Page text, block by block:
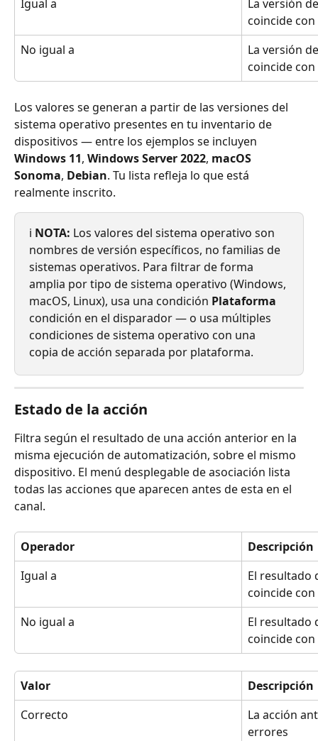
Igual a
La versión
coincide
No igual a
La versión
coincide
Los valores se generan a partir de las versiones del
sistema operativo presentes en tu inventario de
dispositivos — entre los ejemplos se incluyen
Windows 11, Windows Server 2022, macOS
Sonoma, Debian. Tu lista refleja lo que está
realmente inscrito.
ℹ️ NOTA: Los valores del sistema operativo son
nombres de versión específicos, no familias de
sistemas operativos. Para filtrar de forma
amplia por tipo de sistema operativo (Windows,
macOS, Linux), usa una condición Plataforma
condición en el disparador — o usa múltiples
condiciones de sistema operativo con una
copia de acción separada por plataforma.
Estado de la acción
Filtra según el resultado de una acción anterior en la
misma ejecución de automatización, sobre el mismo
dispositivo. El menú desplegable de asociación lista
todas las acciones que aparecen antes de esta en el
canal.
Operador
Descripción
Igual a
El resultado
coincide
No igual a
El resultado
coincide
Valor
Descripción
Correcto
La acción
errores